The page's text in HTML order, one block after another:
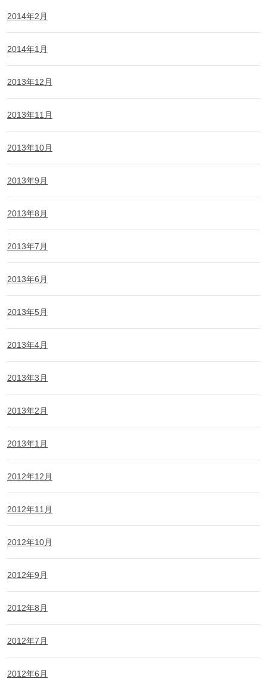
2014年2月
2014年1月
2013年12月
2013年11月
2013年10月
2013年9月
2013年8月
2013年7月
2013年6月
2013年5月
2013年4月
2013年3月
2013年2月
2013年1月
2012年12月
2012年11月
2012年10月
2012年9月
2012年8月
2012年7月
2012年6月